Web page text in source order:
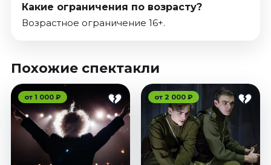
Какие ограничения по возрасту?
Возрастное ограничение 16+.
Похожие спектакли
от 1 000 ₽ от 2 000 ₽